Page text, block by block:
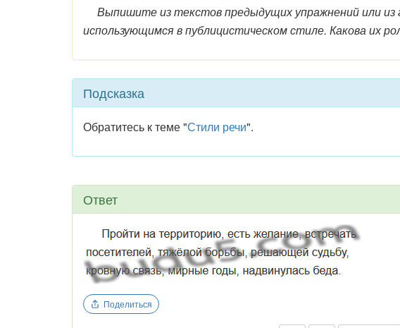
Выпишите из текстов предыдущих упражнений или
использующимся в публицистическом стиле. Какова их
Подсказка
Обратитесь к теме "Стили речи".
Ответ
Поделиться